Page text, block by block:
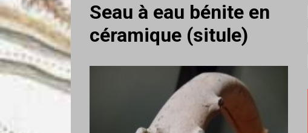
Seau à eau bénite en
céramique (situle)